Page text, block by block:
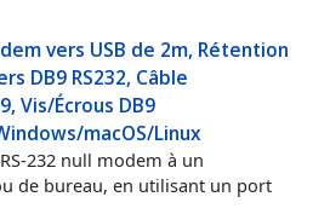
vers USB de 2m, Rétention
DB9 RS232, Câble
Vis/Écrous DB9
macOS/Linux
232 null modem à un
de bureau, en utilisant un port